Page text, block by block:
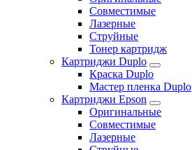
Совместимые
Лазерные
Струйные
Тонер картридж
Картриджи Duplo
Краска Duplo
Мастер пленка Duplo
Картриджи Epson
Оригинальные
Совместимые
Лазерные